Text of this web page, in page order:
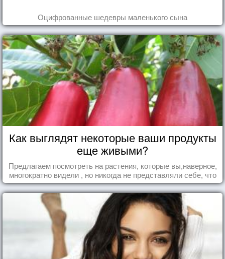
Оцифрованные шедевры маленького сына
Как выглядят некоторые ваши продукты
еще живыми?
Предлагаем посмотреть на растения, которые вы,наверное,
многократно видели , но никогда не представляли себе, что
употребляете их в пищу.